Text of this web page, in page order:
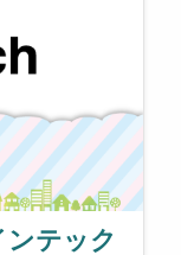
ンテック